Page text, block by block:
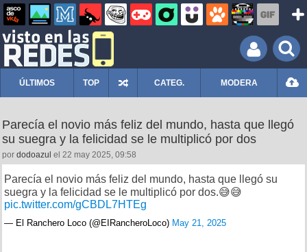
ÚLTIMOS TOP CATEG. MODERA
Parecía el novio más feliz del mundo, hasta que llegó
su suegra y la felicidad se le multiplicó por dos
por dodoazul el 22 may 2025, 09:58
Parecía el novio más feliz del mundo, hasta que llegó su
suegra y la felicidad se le multiplicó por dos.😅😅
pic.twitter.com/gCBDL7HTEg
— El Ranchero Loco (@EIRancheroLoco) May 21, 2025